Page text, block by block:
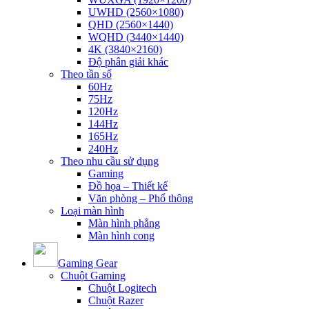
UWHD (2560×1080)
QHD (2560×1440)
WQHD (3440×1440)
4K (3840×2160)
Độ phân giải khác
Theo tần số
60Hz
75Hz
120Hz
144Hz
165Hz
240Hz
Theo nhu cầu sử dụng
Gaming
Đồ họa – Thiết kế
Văn phòng – Phổ thông
Loại màn hình
Màn hình phẳng
Màn hình cong
Gaming Gear
Chuột Gaming
Chuột Logitech
Chuột Razer